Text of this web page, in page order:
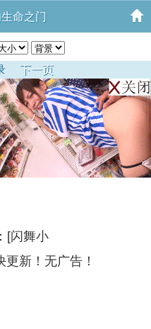
命之门
下一页
[闪舞小
新！无广告！